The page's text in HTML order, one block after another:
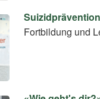
Suizidprävention
Fortbildung und